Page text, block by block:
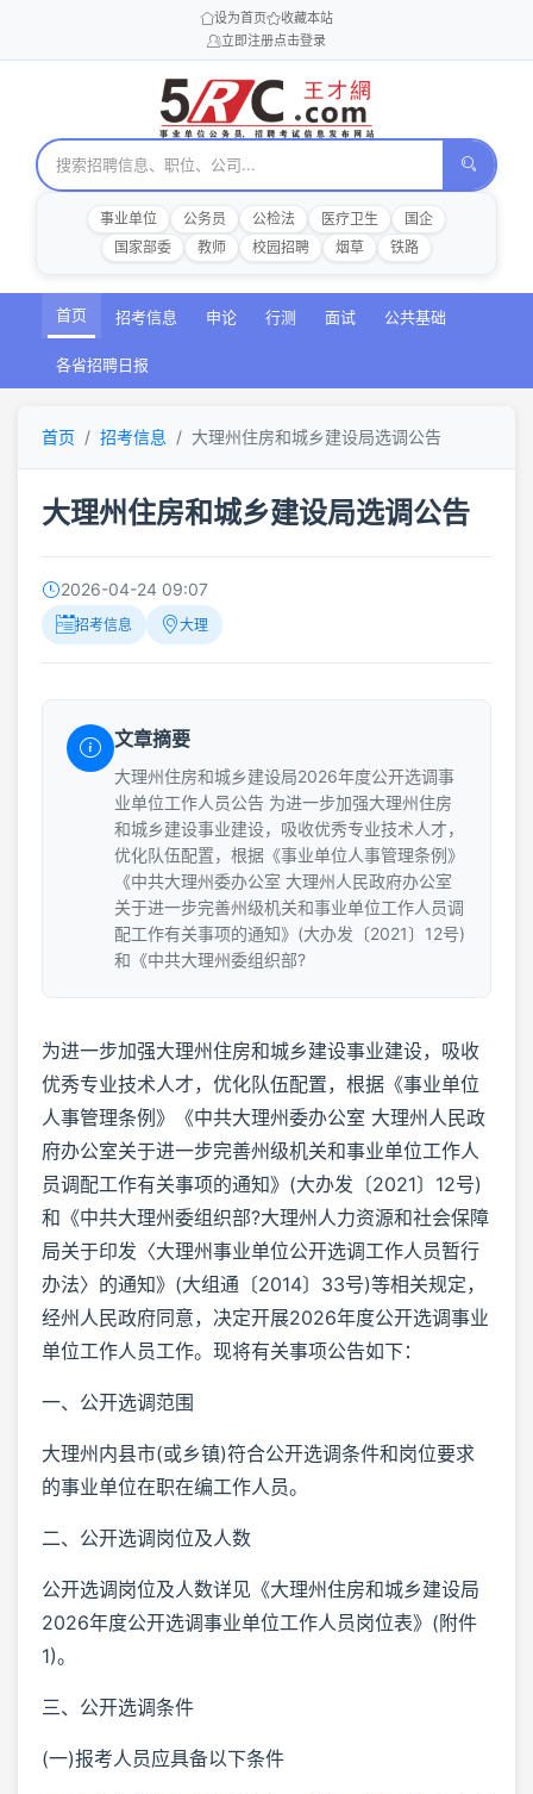
设为首页
收藏本站
立即注册点击登录
事业单位 公务员 公检法 医疗卫生
国企
国家部委
教师 校园招聘 烟草 铁路
首页 招考信息 申论 行测 面试 公共基础
各省招聘日报
首页 招考信息 大理州住房和城乡建设局选调公告
大理州住房和城乡建设局选调公告
2026-04-24 09:07
招考信息 大理
文章摘要
大理州住房和城乡建设局2026年度公开选调事
业单位工作人员公告 为进一步加强大理州住房
和城乡建设事业建设，吸收优秀专业技术人才，
优化队伍配置，根据《事业单位人事管理条例》
《中共大理州委办公室 大理州人民政府办公室
关于进一步完善州级机关和事业单位工作人员调
配工作有关事项的通知》(大办发〔2021〕12号)
和《中共大理州委组织部?
为进一步加强大理州住房和城乡建设事业建设，吸收
优秀专业技术人才，优化队伍配置，根据《事业单位
人事管理条例》《中共大理州委办公室 大理州人民政
府办公室关于进一步完善州级机关和事业单位工作人
员调配工作有关事项的通知》(大办发〔2021〕12号)
和《中共大理州委组织部?大理州人力资源和社会保障
局关于印发〈大理州事业单位公开选调工作人员暂行
办法〉的通知》(大组通〔2014〕33号)等相关规定，
经州人民政府同意，决定开展2026年度公开选调事业
单位工作人员工作。现将有关事项公告如下：
一、公开选调范围
大理州内县市(或乡镇)符合公开选调条件和岗位要求
的事业单位在职在编工作人员。
二、公开选调岗位及人数
公开选调岗位及人数详见《大理州住房和城乡建设局
2026年度公开选调事业单位工作人员岗位表》(附件
1)。
三、公开选调条件
(一)报考人员应具备以下条件